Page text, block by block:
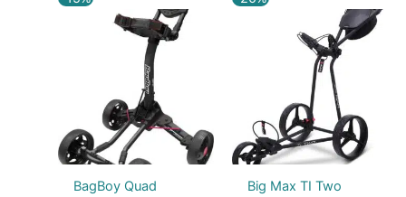
BagBoy Quad
oprindelige
1.799,00 kr..
aktuelle
pris
er:
1.529,15 kr..
Big Max TI Two
oprindelige
2.099,00 kr..
aktuelle
er:
1.679,00 kr..